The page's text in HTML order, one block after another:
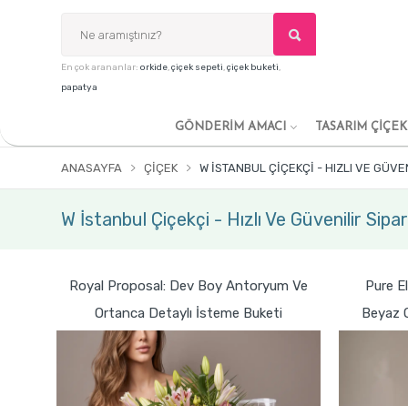
En çok arananlar: orkide,çiçek sepeti,çiçek buketi,
papatya
GÖNDERİM AMACI TASARIM
ANASAYFA ÇIÇEK W İSTANBUL ÇIÇEKÇI - HIZLI VE
W İstanbul Çiçekçi - Hızlı Ve Güvenilir
Royal Proposal: Dev Boy Antoryum Ve
Ortanca Detaylı İsteme Buketi
Pure
Beyaz